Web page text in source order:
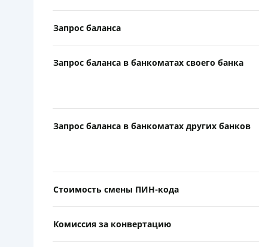
Запрос баланса
Запрос баланса в банкоматах своего банка
Запрос баланса в банкоматах других банков
Стоимость смены ПИН-кода
Комиссия за конвертацию